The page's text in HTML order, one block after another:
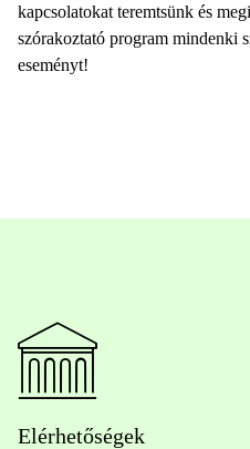
kapcsolatokat teremtsünk és
szórakoztató program mindenki
eseményt!
Elérhetőségek